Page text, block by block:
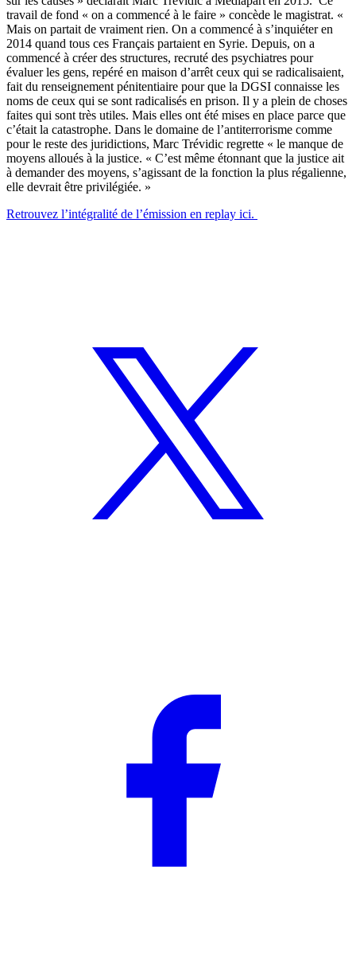
travail de fond « on a commencé à le faire » concède le magistrat. «
Mais on partait de vraiment rien. On a commencé à s’inquiéter en
2014 quand tous ces Français partaient en Syrie. Depuis, on a
commencé à créer des structures, recruté des psychiatres pour
évaluer les gens, repéré en maison d’arrêt ceux qui se radicalisaient,
fait du renseignement pénitentiaire pour que la DGSI connaisse les
noms de ceux qui se sont radicalisés en prison. Il y a plein de choses
faites qui sont très utiles. Mais elles ont été mises en place parce que
c’était la catastrophe. Dans le domaine de l’antiterrorisme comme
pour le reste des juridictions, Marc Trévidic regrette « le manque de
moyens alloués à la justice. « C’est même étonnant que la justice ait
à demander des moyens, s’agissant de la fonction la plus régalienne,
elle devrait être privilégiée. »
Retrouvez l’intégralité de l’émission en replay ici.